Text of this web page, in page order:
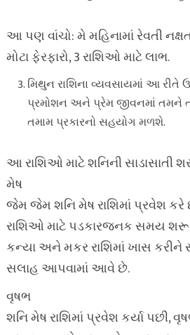
આ પણ વાંચો: મે મહિનામાં રેવતી
મોટા ફેરફારો, 3 રાશિઓ માટે લાભ.
મિથુન રાશિના વ્યવસાયમાં આ રીતે
પ્રમોશન અને પ્રેમ જીવનમાં તમને
તમામ પ્રકારનો સહયોગ મળશે.
આ રાશિઓ માટે શનિની સાડાસાતી
મેષ
જેમ જેમ શનિ મેષ રાશિમાં પ્રવેશ
રાશિઓ માટે પડકારજનક સમય
કન્યા અને મકર રાશિમાં ખાસ કરીને
સલાહ આપવામાં આવે છે.
વૃષભ
શનિ મેષ રાશિમાં પ્રવેશ કર્યા પછી,